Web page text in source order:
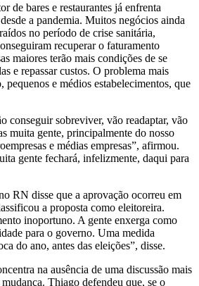
de bares e restaurantes já enfrenta
a pandemia. Muitos negócios ainda
no período de crise sanitária,
recuperar o faturamento
maiores terão mais condições de se
e repassar custos. O problema mais
pequenos e médios estabelecimentos, que
conseguir sobreviver, vão readaptar, vão
muita gente, principalmente do nosso
e médias empresas”, afirmou.
gente fechará, infelizmente, daqui para
RN disse que a aprovação ocorreu em
a proposta como eleitoreira.
inoportuno. A gente enxerga como
para o governo. Uma medida
do ano, antes das eleições”, disse.
na ausência de uma discussão mais
Thiago defendeu que, se o